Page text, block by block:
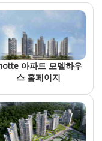
아파트 모델하우
스 홈페이지